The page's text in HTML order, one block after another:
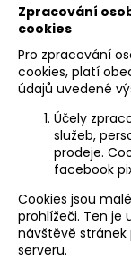
Zpracování
cookies
Pro zpracování
cookies, platí
údajů uvedené
Účely
služeb,
prodeje.
facebook
Cookies jsou
prohlížeči. Ten je
návštěvě
serveru.